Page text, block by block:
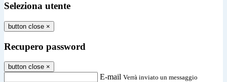
Seleziona utente
button close ×
Recupero password
button close ×
E-mail Verrà inviato un messaggio